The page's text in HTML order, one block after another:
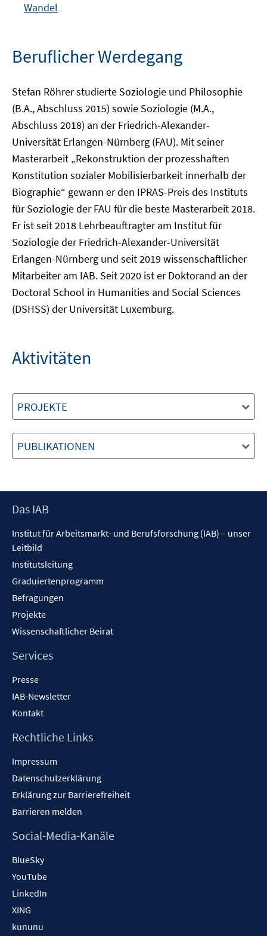
Wandel
Beruflicher Werdegang
Stefan Röhrer studierte Soziologie und Philosophie
(B.A., Abschluss 2015) sowie Soziologie (M.A.,
Abschluss 2018) an der Friedrich-Alexander-
Universität Erlangen-Nürnberg (FAU). Mit seiner
Masterarbeit „Rekonstruktion der prozesshaften
Konstitution sozialer Mobilisierbarkeit innerhalb der
Biographie“ gewann er den IPRAS-Preis des Instituts
für Soziologie der FAU für die beste Masterarbeit 2018.
Er ist seit 2018 Lehrbeauftragter am Institut für
Soziologie der Friedrich-Alexander-Universität
Erlangen-Nürnberg und seit 2019 wissenschaftlicher
Mitarbeiter am IAB. Seit 2020 ist er Doktorand an der
Doctoral School in Humanities and Social Sciences
(DSHSS) der Universität Luxemburg.
Aktivitäten
PROJEKTE
PUBLIKATIONEN
Footer
Das IAB
Institut für Arbeitsmarkt- und Berufsforschung (IAB) – unser
Leitbild
Institutsleitung
Graduiertenprogramm
Befragungen
Projekte
Wissenschaftlicher Beirat
Services
Presse
IAB-Newsletter
Kontakt
Rechtliche Links
Impressum
Datenschutzerklärung
Erklärung zur Barrierefreiheit
Barrieren melden
Social-Media-Kanäle
BlueSky
YouTube
LinkedIn
XING
kununu